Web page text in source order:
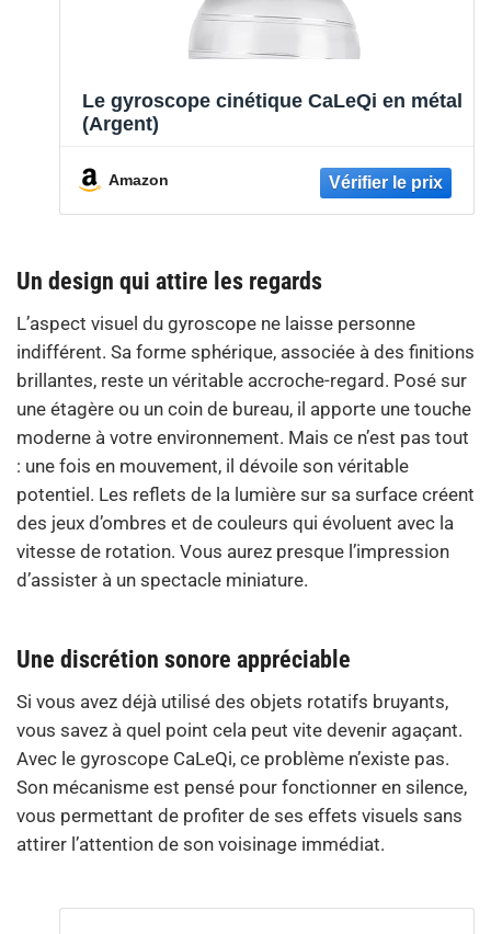
Le gyroscope cinétique CaLeQi en métal
(Argent)
Amazon
Un design qui attire les regards
L’aspect visuel du gyroscope ne laisse personne
indifférent. Sa forme sphérique, associée à des finitions
brillantes, reste un véritable accroche-regard. Posé sur
une étagère ou un coin de bureau, il apporte une touche
moderne à votre environnement. Mais ce n’est pas tout
: une fois en mouvement, il dévoile son véritable
potentiel. Les reflets de la lumière sur sa surface créent
des jeux d’ombres et de couleurs qui évoluent avec la
vitesse de rotation. Vous aurez presque l’impression
d’assister à un spectacle miniature.
Une discrétion sonore appréciable
Si vous avez déjà utilisé des objets rotatifs bruyants,
vous savez à quel point cela peut vite devenir agaçant.
Avec le gyroscope CaLeQi, ce problème n’existe pas.
Son mécanisme est pensé pour fonctionner en silence,
vous permettant de profiter de ses effets visuels sans
attirer l’attention de son voisinage immédiat.